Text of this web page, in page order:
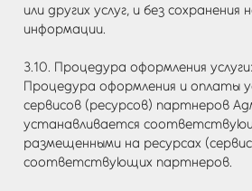
или других услуг, и без сохранения
информации.
3.10. Процедура оформления услуги:
Процедура оформления и оплаты
сервисов (ресурсов) партнеров
устанавливается
размещенными на ресурсах
соответствующих партнеров.